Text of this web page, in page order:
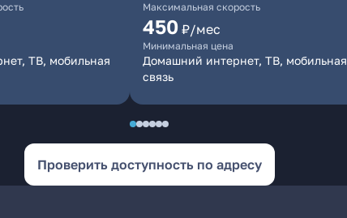
ТВ, мобильная
Максимальная скорость
450 ₽/мес
Минимальная цена
Домашний интернет, ТВ, мобильная
связь
Проверить доступность по адресу